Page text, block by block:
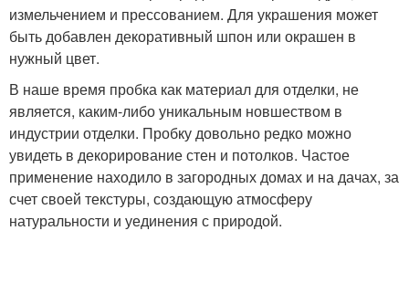
измельчением и прессованием. Для украшения может
быть добавлен декоративный шпон или окрашен в
нужный цвет.
В наше время пробка как материал для отделки, не
является, каким-либо уникальным новшеством в
индустрии отделки. Пробку довольно редко можно
увидеть в декорирование стен и потолков. Частое
применение находило в загородных домах и на дачах, за
счет своей текстуры, создающую атмосферу
натуральности и уединения с природой.